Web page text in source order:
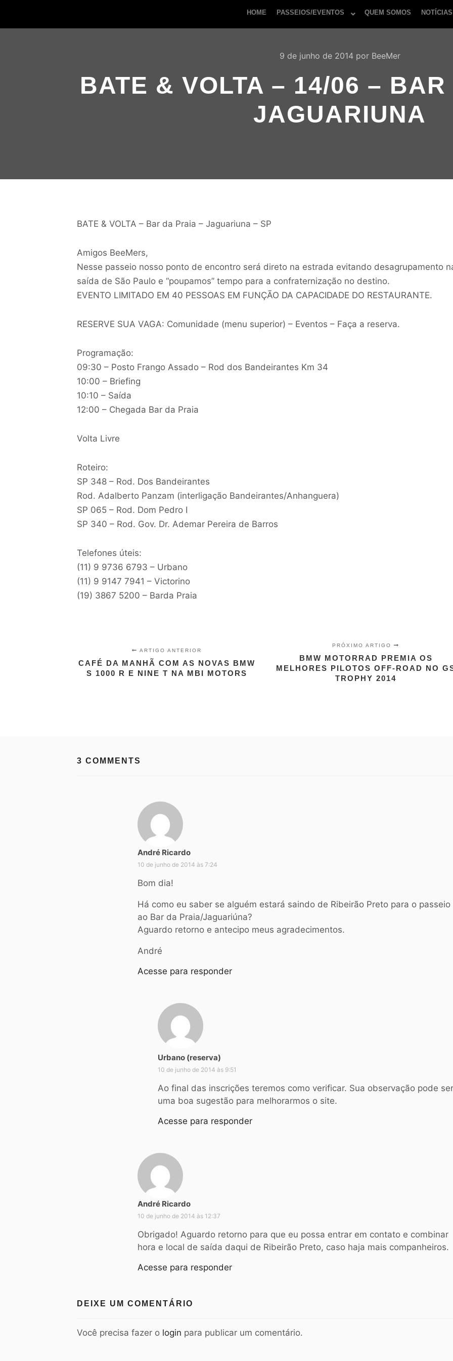
HOME PASSEIOS/EVENTOS QUEM SOMOS NOTÍCIAS
9 de junho de 2014por BeeMer
BATE & VOLTA – 14/06 –
JAGUARIUNA
BATE & VOLTA – Bar da Praia – Jaguariuna – SP
Amigos BeeMers,
Nesse passeio nosso ponto de encontro será direto na estrada evitando desagrupamento
saída de São Paulo e “poupamos” tempo para a confraternização no destino.
EVENTO LIMITADO EM 40 PESSOAS EM FUNÇÃO DA CAPACIDADE DO RESTAURANTE.
RESERVE SUA VAGA: Comunidade (menu superior) – Eventos – Faça a reserva.
Programação:
09:30 – Posto Frango Assado – Rod dos Bandeirantes Km 34
10:00 – Briefing
10:10 – Saída
12:00 – Chegada Bar da Praia
Volta Livre
Roteiro:
SP 348 – Rod. Dos Bandeirantes
Rod. Adalberto Panzam (interligação Bandeirantes/Anhanguera)
SP 065 – Rod. Dom Pedro I
SP 340 – Rod. Gov. Dr. Ademar Pereira de Barros
Telefones úteis:
(11) 9 9736 6793 – Urbano
(11) 9 9147 7941 – Victorino
(19) 3867 5200 – Barda Praia
ARTIGO ANTERIOR
CAFÉ DA MANHÃ COM AS NOVAS BMW
S 1000 R E NINE T NA MBI MOTORS
PRÓXIMO ARTIGO
BMW MOTORRAD PREMIA OS
MELHORES PILOTOS OFF-ROAD NO
TROPHY 2014
3 COMMENTS
André Ricardo
i
:
10 de junho de 2014 às 7:24
Bom dia!
Há como eu saber se alguém estará saindo de Ribeirão Preto para o passeio
ao Bar da Praia/Jaguariúna?
Aguardo retorno e antecipo meus agradecimentos.
André
Acesse para responder
Urbano (reserva)
s
e
10 de junho de 2014 às 9:51
Ao final das inscrições teremos como verificar. Sua observação pode ser
uma boa sugestão para melhorarmos o site.
Acesse para responder
André Ricardo
i
s
e
10 de junho de 2014 às 12:37
Obrigado! Aguardo retorno para que eu possa entrar em contato e combinar
hora e local de saída daqui de Ribeirão Preto, caso haja mais companheiros.
Acesse para responder
DEIXE UM COMENTÁRIO
Você precisa fazer o login para publicar um comentário.